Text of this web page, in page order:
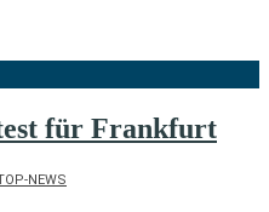
für Frankfurt
NEWS